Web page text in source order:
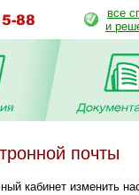
все
и
почты
кабинет изменить